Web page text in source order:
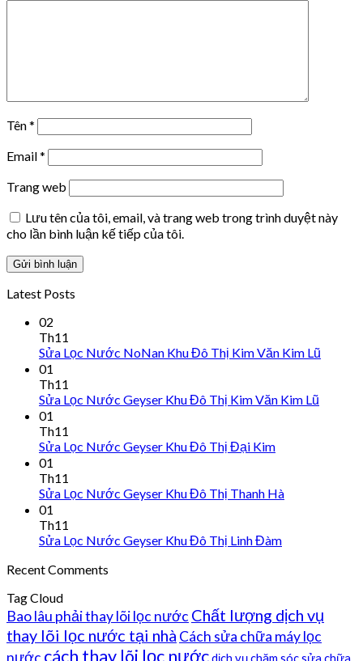
Tên*
Email*
Trang web
Lưu tên của tôi, email, và trang web trong trình duyệt này
cho lần bình luận kế tiếp của tôi.
Latest Posts
02
Th11
Sửa Lọc Nước NoNan Khu Đô Thị Kim Văn Kim Lũ
01
Th11
Sửa Lọc Nước Geyser Khu Đô Thị Kim Văn Kim Lũ
01
Th11
Sửa Lọc Nước Geyser Khu Đô Thị Đại Kim
01
Th11
Sửa Lọc Nước Geyser Khu Đô Thị Thanh Hà
01
Th11
Sửa Lọc Nước Geyser Khu Đô Thị Linh Đàm
Recent Comments
Tag Cloud
Bao lâu phải thay lõi lọc nước Chất lượng dịch vụ
thay lõi lọc nước tại nhà Cách sửa chữa máy lọc
nước cách thay lõi lọc nướcdịch vụ chăm sóc sửa chữa